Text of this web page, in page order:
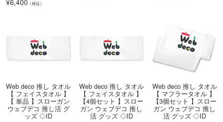
（税込）
Web deco 推し タオル
【 フェイスタオル 】
【 単品 】スローガン
ウェブデコ 推し活 グ
ッズ ◇ID
Web deco 推し タオル
【 フェイスタオル 】
【4個セット 】スロー
ガン ウェブデコ 推し
活 グッズ ◇ID
Web deco 推し タオル
【 マフラータオル 】
【3個セット 】スロー
ガン ウェブデコ 推し
活 グッズ ◇ID